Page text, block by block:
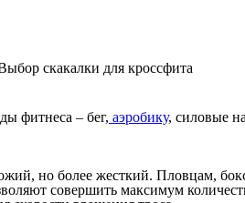
фитнеса – бег, аэробику, силовые
но более жесткий. Пловцам,
совершить максимум